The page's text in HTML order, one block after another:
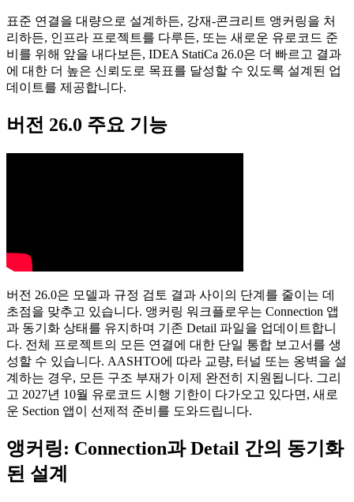
표준 연결을 대량으로 설계하든, 강재-콘크리트 앵커링을 처
리하든, 인프라 프로젝트를 다루든, 또는 새로운 유로코드 준
비를 위해 앞을 내다보든, IDEA StatiCa 26.0은 더 빠르고 결과
에 대한 더 높은 신뢰도로 목표를 달성할 수 있도록 설계된 업
데이트를 제공합니다.
버전 26.0 주요 기능
버전 26.0은 모델과 규정 검토 결과 사이의 단계를 줄이는 데
초점을 맞추고 있습니다. 앵커링 워크플로우는 Connection 앱
과 동기화 상태를 유지하며 기존 Detail 파일을 업데이트합니
다. 전체 프로젝트의 모든 연결에 대한 단일 통합 보고서를 생
성할 수 있습니다. AASHTO에 따라 교량, 터널 또는 옹벽을 설
계하는 경우, 모든 구조 부재가 이제 완전히 지원됩니다. 그리
고 2027년 10월 유로코드 시행 기한이 다가오고 있다면, 새로
운 Section 앱이 선제적 준비를 도와드립니다.
앵커링: Connection과 Detail 간의 동기화
된 설계